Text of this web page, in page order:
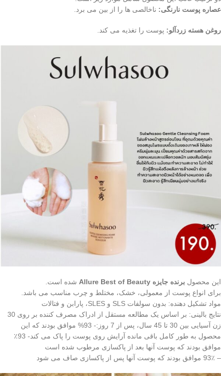
عصاره پوست نارنگی: ناخالصی ها را از بین می برد.
روغن هسته زردآلو: پوست را تغذیه می کند.
این محصول برنده جایزه Allure Best of Beauty
شده است.
برای انواع پوست از معمولی، خشک، مختلط و چرب مناسب می باشد.
مواد تشکیل دهنده: بدون سولفات SLS و SLES، پارابن و فتالات
نتایج بالینی: بر اساس یک مطالعه مستقل از ادراک مصرف کننده بر روی 30
زن آسیایی بین 30 تا 45 سال، پس از 7 روز:- 93% موافق بودند که این
محصول به طور کامل باقی مانده آرایش روی پوست را پاک می کند- 93٪
موافق بودند که پوست آنها بعد از پاکسازی مرطوب شده است
– 93٪ موافق بودند که پوست آنها پس از پاکسازی صاف می شود